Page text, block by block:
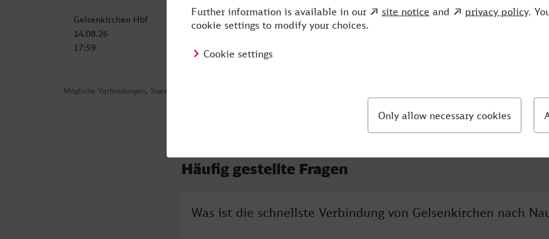
Mögliche Verbindungen, Stand: 2026-07-31 04:21
Gelsenkirchen Hbf
14.08.26
17:59
Naumburg (Saale) Hbf
4 RB,ABR,BUS,NX
Häufig gestellte Fragen
Was ist die schnellste Verbindung von Gelsenkirchen nach